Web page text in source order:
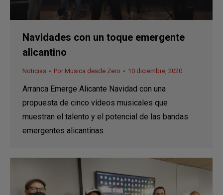
Navidades con un toque emergente
alicantino
Noticias Por Musica desde Zero 10 diciembre, 2020
Arranca Emerge Alicante Navidad con una
propuesta de cinco vídeos musicales que
muestran el talento y el potencial de las bandas
emergentes alicantinas